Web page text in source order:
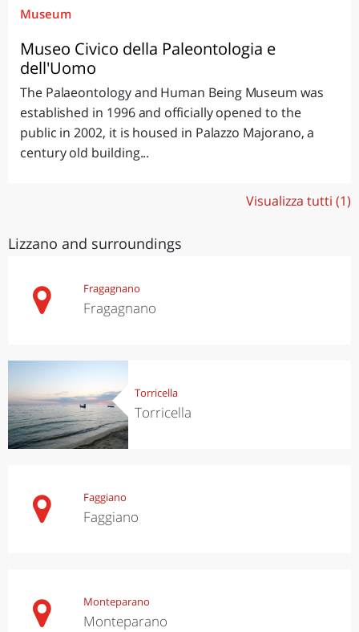
Museum
Museo Civico della Paleontologia e
dell'Uomo
The Palaeontology and Human Being Museum was
established in 1996 and officially opened to the
public in 2002, it is housed in Palazzo Majorano, a
century old building...
Visualizza tutti (1)
Lizzano and surroundings
Fragagnano
Fragagnano
Torricella
Torricella
Faggiano
Faggiano
Monteparano
Monteparano